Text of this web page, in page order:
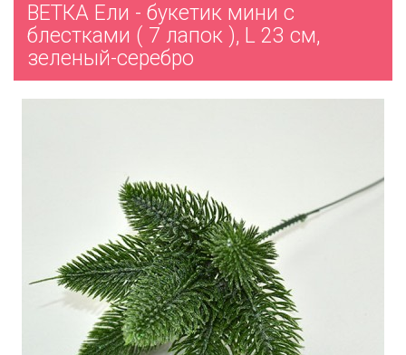
ВЕТКА Ели - букетик мини с
блестками ( 7 лапок ), L 23 см,
зеленый-серебро